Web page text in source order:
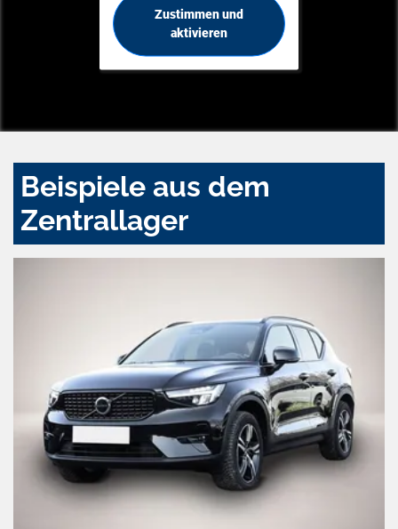
Zustimmen und
aktivieren
Beispiele aus dem
Zentrallager